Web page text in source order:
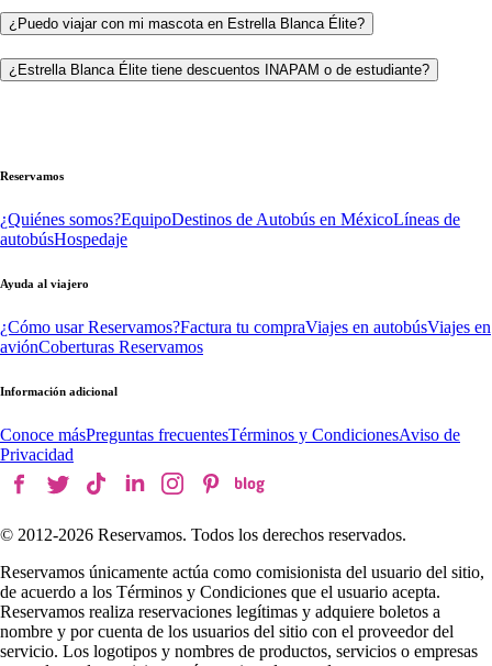
¿Puedo viajar con mi mascota en Estrella Blanca Élite?
¿Estrella Blanca Élite tiene descuentos INAPAM o de estudiante?
Reservamos
¿Quiénes somos?EquipoDestinos de Autobús en MéxicoLíneas de
autobúsHospedaje
Ayuda al viajero
¿Cómo usar Reservamos?Factura tu compraViajes en autobúsViajes en
aviónCoberturas Reservamos
Información adicional
Conoce másPreguntas frecuentesTérminos y CondicionesAviso de
Privacidad
© 2012-2026 Reservamos. Todos los derechos reservados.
Reservamos únicamente actúa como comisionista del usuario del sitio,
de acuerdo a los Términos y Condiciones que el usuario acepta.
Reservamos realiza reservaciones legítimas y adquiere boletos a
nombre y por cuenta de los usuarios del sitio con el proveedor del
servicio. Los logotipos y nombres de productos, servicios o empresas